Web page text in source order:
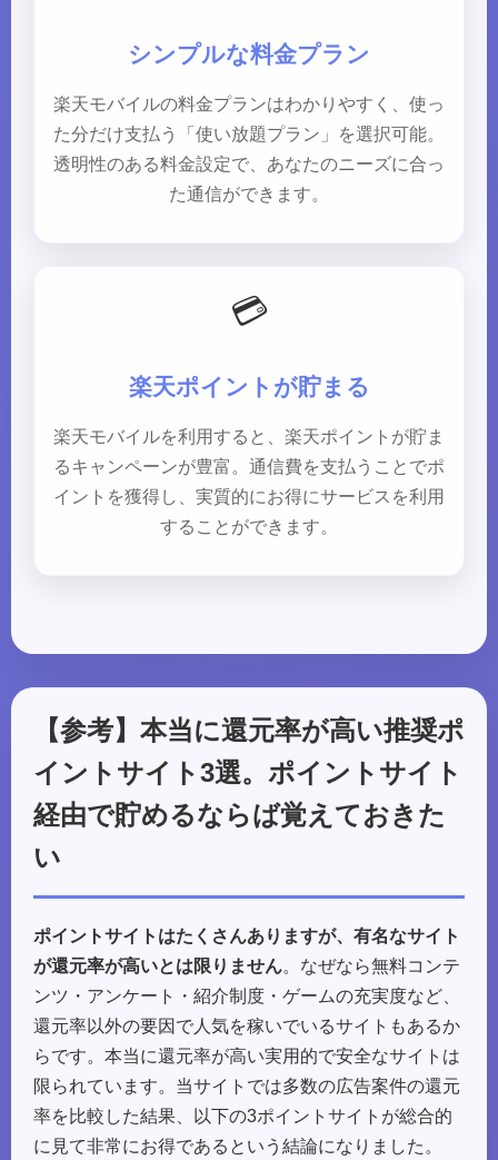
シンプルな料金プラン
楽天モバイルの料金プランはわかりやすく、使っ
た分だけ支払う「使い放題プラン」を選択可能。
透明性のある料金設定で、あなたのニーズに合っ
た通信ができます。
💳
楽天ポイントが貯まる
楽天モバイルを利用すると、楽天ポイントが貯ま
るキャンペーンが豊富。通信費を支払うことでポ
イントを獲得し、実質的にお得にサービスを利用
することができます。
【参考】本当に還元率が高い推奨ポ
イントサイト3選。ポイントサイト
経由で貯めるならば覚えておきた
い
ポイントサイトはたくさんありますが、有名なサイト
が還元率が高いとは限りません。なぜなら無料コンテ
ンツ・アンケート・紹介制度・ゲームの充実度など、
還元率以外の要因で人気を稼いでいるサイトもあるか
らです。本当に還元率が高い実用的で安全なサイトは
限られています。当サイトでは多数の広告案件の還元
率を比較した結果、以下の3ポイントサイトが総合的
に見て非常にお得であるという結論になりました。